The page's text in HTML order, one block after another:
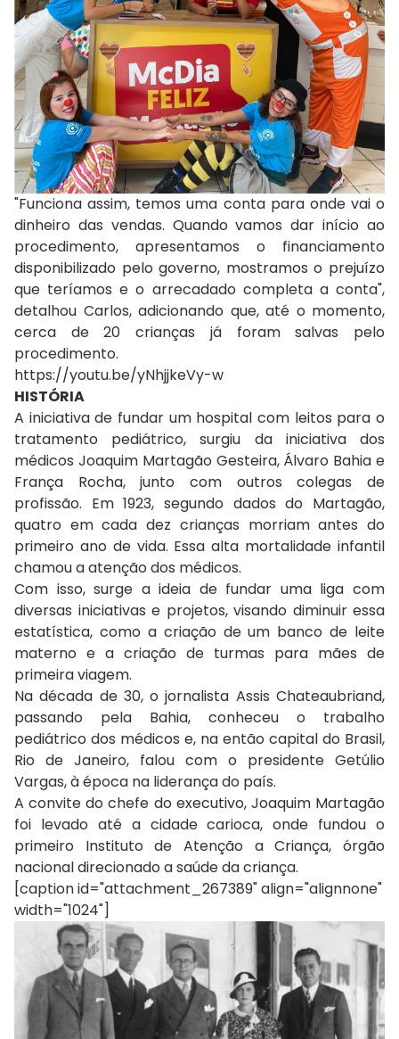
"Funciona assim, temos uma conta para onde vai o
dinheiro das vendas. Quando vamos dar início ao
procedimento, apresentamos o financiamento
disponibilizado pelo governo, mostramos o prejuízo
que teríamos e o arrecadado completa a conta",
detalhou Carlos, adicionando que, até o momento,
cerca de 20 crianças já foram salvas pelo
procedimento.
https://youtu.be/yNhjjkeVy-w
HISTÓRIA
A iniciativa de fundar um hospital com leitos para o
tratamento pediátrico, surgiu da iniciativa dos
médicos Joaquim Martagão Gesteira, Álvaro Bahia e
França Rocha, junto com outros colegas de
profissão. Em 1923, segundo dados do Martagão,
quatro em cada dez crianças morriam antes do
primeiro ano de vida. Essa alta mortalidade infantil
chamou a atenção dos médicos.
Com isso, surge a ideia de fundar uma liga com
diversas iniciativas e projetos, visando diminuir essa
estatística, como a criação de um banco de leite
materno e a criação de turmas para mães de
primeira viagem.
Na década de 30, o jornalista Assis Chateaubriand,
passando pela Bahia, conheceu o trabalho
pediátrico dos médicos e, na então capital do Brasil,
Rio de Janeiro, falou com o presidente Getúlio
Vargas, à época na liderança do país.
A convite do chefe do executivo, Joaquim Martagão
foi levado até a cidade carioca, onde fundou o
primeiro Instituto de Atenção a Criança, órgão
nacional direcionado a saúde da criança.
[caption id="attachment_267389" align="alignnone"
width="1024"]